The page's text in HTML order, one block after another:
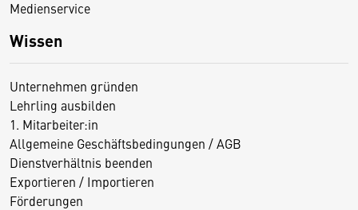
Medienservice
Wissen
Unternehmen gründen
Lehrling ausbilden
1. Mitarbeiter:in
Allgemeine Geschäftsbedingungen / AGB
Dienstverhältnis beenden
Exportieren / Importieren
Förderungen